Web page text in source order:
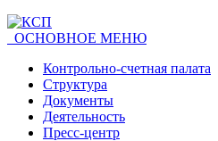
ОСНОВНОЕ МЕНЮ
Контрольно-счетная палата
Структура
Документы
Деятельность
Пресс-центр